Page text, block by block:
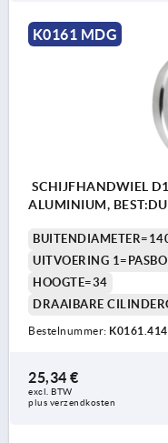
K0161 MDG
SCHIJFHANDWIEL
ALUMINIUM,
UITVOERING
HOOGTE=34
DRAAIBARE
Bestelnummer:
25,34 €
excl. BTW
plus verzendkosten